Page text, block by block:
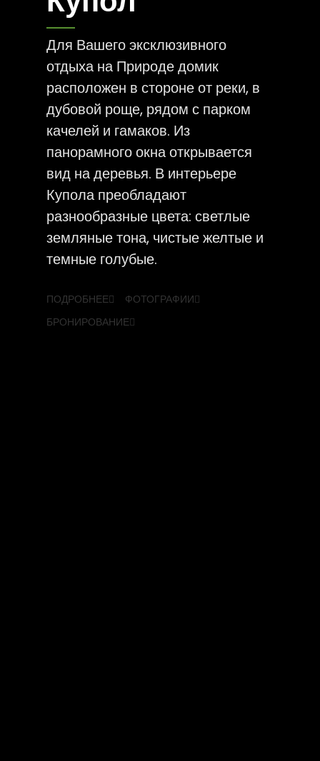
Для Вашего эксклюзивного
отдыха на Природе домик
расположен в стороне от реки, в
дубовой роще, рядом с парком
качелей и гамаков. Из
панорамного окна открывается
вид на деревья. В интерьере
Купола преобладают
разнообразные цвета: светлые
земляные тона, чистые желтые и
темные голубые.
ПОДРОБНЕЕ
ФОТОГРАФИИ
БРОНИРОВАНИЕ